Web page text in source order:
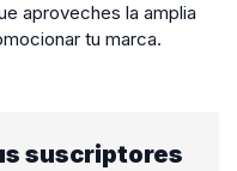
aproveches la amplia
tu marca.
suscriptores